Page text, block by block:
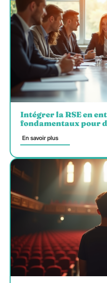
Intégrer la RSE en
fondamentaux pour
En savoir plus